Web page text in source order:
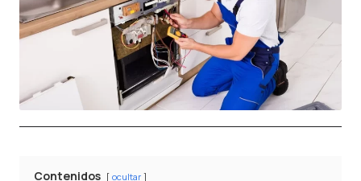
Contenidos ocultar